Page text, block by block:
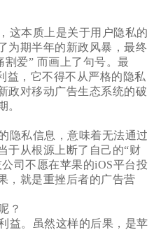
这本质上是关于用户隐私的
为期半年的新政风暴，最终
割爱” 而画上了句号。最
益，它不得不从严格的隐私
政对移动广告生态系统的破
。
隐私信息，意味着无法通过
于从根源上断了自己的“财
司不愿在苹果的iOS平台投
，就是重挫后者的广告营
？
益。虽然这样的后果，是苹